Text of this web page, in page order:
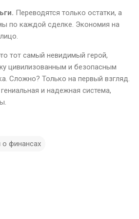
Переводятся только остатки, а
по каждой сделке. Экономия на
тот самый невидимый герой,
цивилизованным и безопасным
Сложно? Только на первый взгляд.
и надежная система,
о финансах